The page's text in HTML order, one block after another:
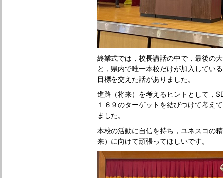
終業式では，校長講話の中で，最後の
と，県内で唯一本校だけが加入してい
目標を交えた話がありました。
進路（将来）を考えるヒントとして，
１６９のターゲットを結びつけて考え
ました。
本校の活動に自信を持ち，ユネスコの
来）に向けて頑張ってほしいです。